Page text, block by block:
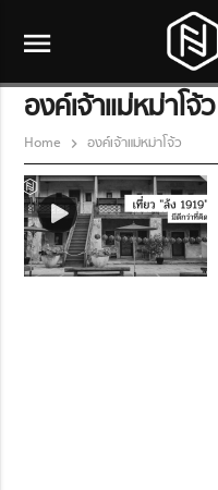
menu
องค์เจ้าแม่หม่าโจ้ว
Home องค์เจ้าแม่หม่าโจ้ว